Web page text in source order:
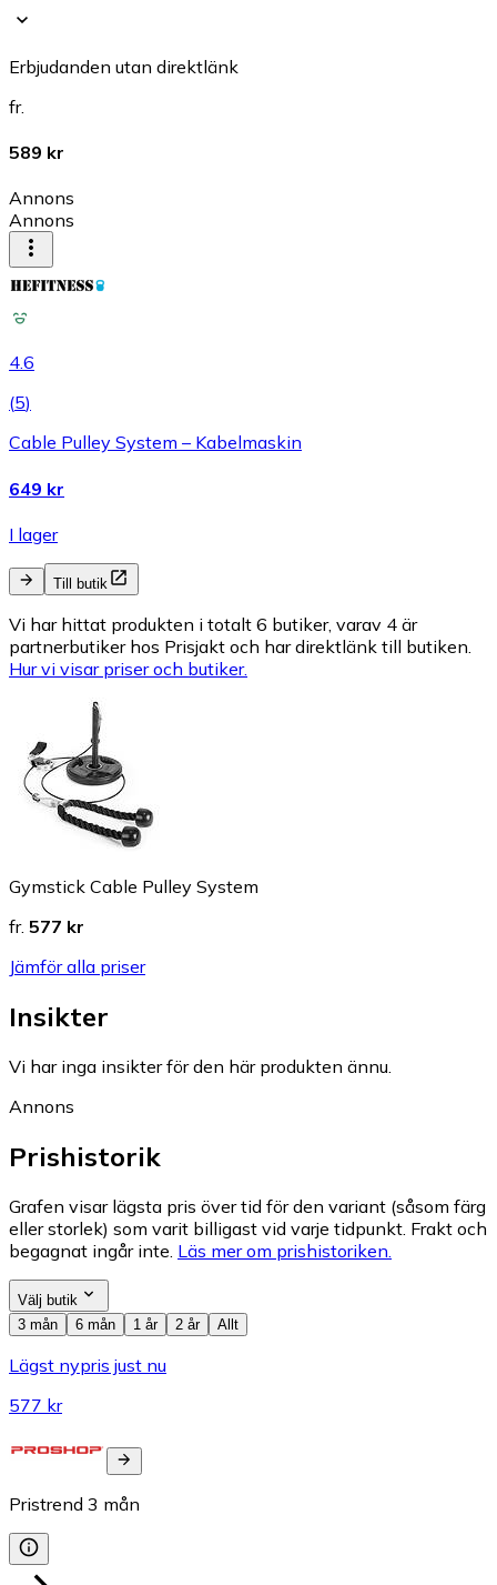
Erbjudanden utan direktlänk
fr.
589 kr
Annons
Annons
4.6
(5)
Cable Pulley System – Kabelmaskin
649 kr
I lager
Till butik
Vi har hittat produkten i totalt 6 butiker, varav 4 är
partnerbutiker hos Prisjakt och har direktlänk till butiken.
Hur vi visar priser och butiker.
Gymstick Cable Pulley System
fr. 577 kr
Jämför alla priser
Insikter
Vi har inga insikter för den här produkten ännu.
Annons
Prishistorik
Grafen visar lägsta pris över tid för den variant (såsom färg
eller storlek) som varit billigast vid varje tidpunkt. Frakt och
begagnat ingår inte. Läs mer om prishistoriken.
Välj butik
3 mån
6 mån 1 år 2 år Allt
Lägst nypris just nu
577 kr
Pristrend 3 mån